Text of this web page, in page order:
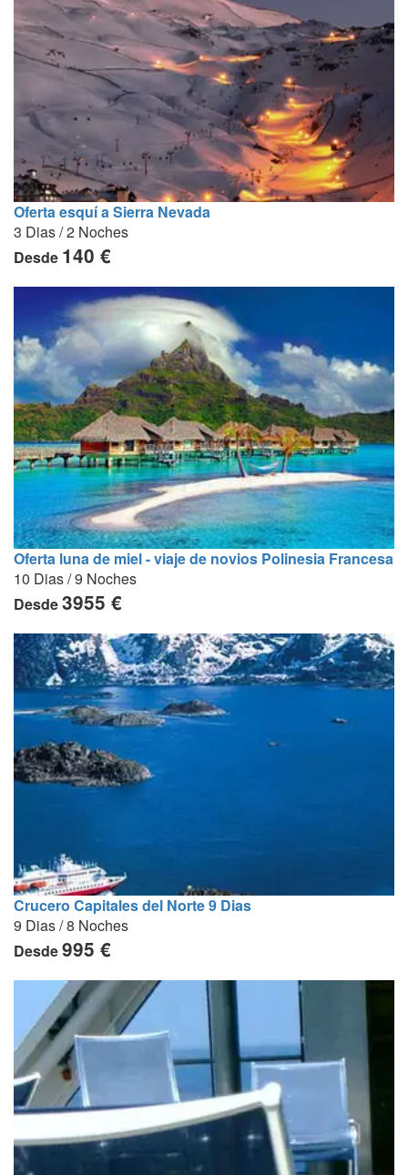
Oferta esquí a Sierra Nevada
3 Dias / 2 Noches
Desde 140 €
Oferta luna de miel - viaje de novios Polinesia Francesa
10 Dias / 9 Noches
Desde3955 €
Crucero Capitales del Norte 9 Dias
9 Dias / 8 Noches
Desde995 €